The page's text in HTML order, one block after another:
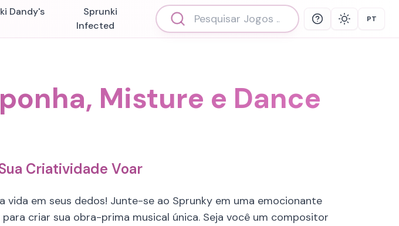
Dandy's
Sprunki
Infected
Help Theme Select
PT
Misture e Dance
Criatividade Voar
vida em seus dedos! Junte-se ao Sprunky em uma emocionante
criar sua obra-prima musical única. Seja você um compositor